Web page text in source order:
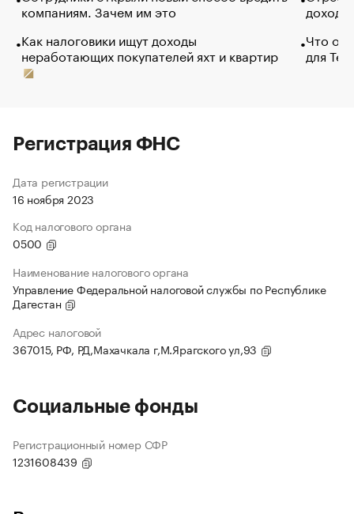
компаниям. Зачем им это
Как налоговики ищут доходы
неработающих покупателей яхт и квартир
Что
для
Регистрация ФНС
Дата регистрации
16 ноября 2023
Код налогового органа
0500
Наименование налогового органа
Управление Федеральной налоговой службы по Республике
Дагестан
Адрес налоговой
367015, РФ, РД,Махачкала г,М.Ярагского ул,93
Социальные фонды
Регистрационный номер СФР
1231608439